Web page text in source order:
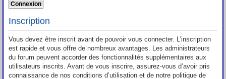
Inscription
Vous devez être inscrit avant de pouvoir vous connecter. L’inscription
est rapide et vous offre de nombreux avantages. Les administrateurs
du forum peuvent accorder des fonctionnalités supplémentaires aux
utilisateurs inscrits. Avant de vous inscrire, assurez-vous d’avoir pris
connaissance de nos conditions d’utilisation et de notre politique de